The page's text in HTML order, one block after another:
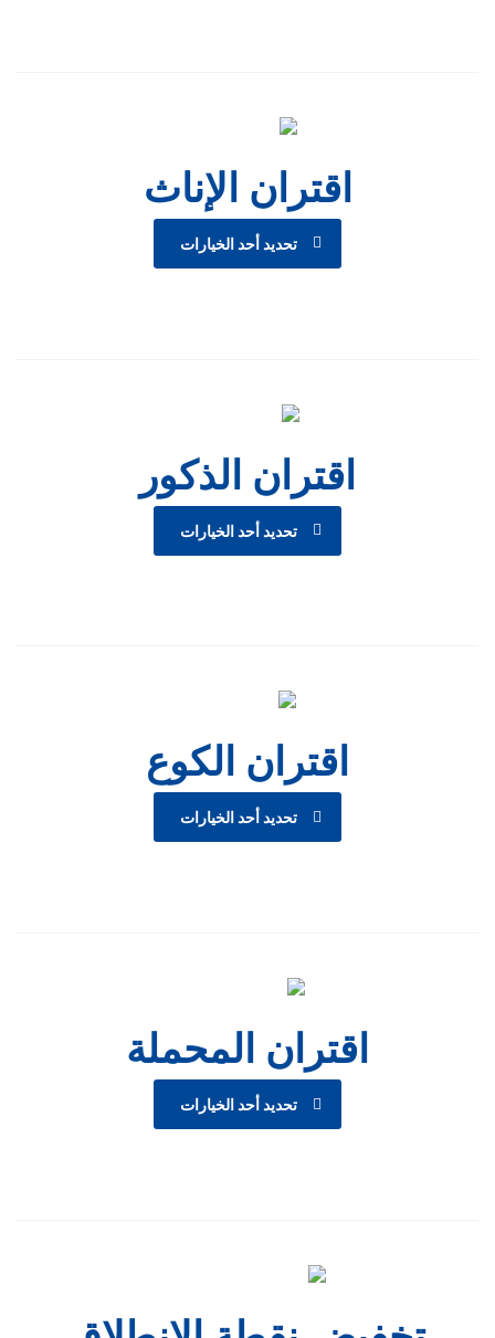
اقتران الإناث
تحديد أحد الخيارات
اقتران الذكور
تحديد أحد الخيارات
اقتران الكوع
تحديد أحد الخيارات
اقتران المحملة
تحديد أحد الخيارات